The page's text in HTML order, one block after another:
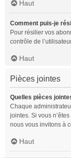
Haut
Comment puis-je
Pour résilier vos
contrôle de
Haut
Pièces jointes
Quelles pièces
Chaque
jointes. Si vous
nous vous invitons à
Haut